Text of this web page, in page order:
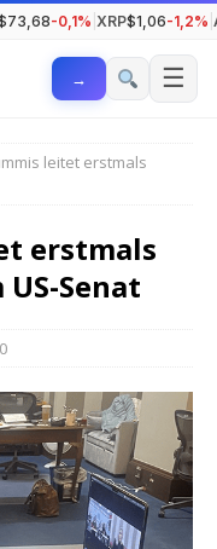
-0,1% XRP$1,06-1,2%
→ ☰
leitet erstmals
erstmals
Senat
0